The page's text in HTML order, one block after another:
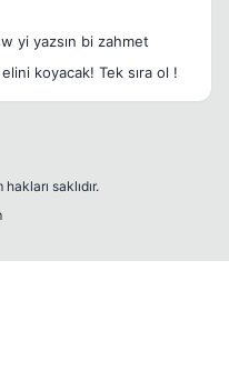
yi yazsın bi zahmet
koyacak! Tek sıra ol !
saklıdır.